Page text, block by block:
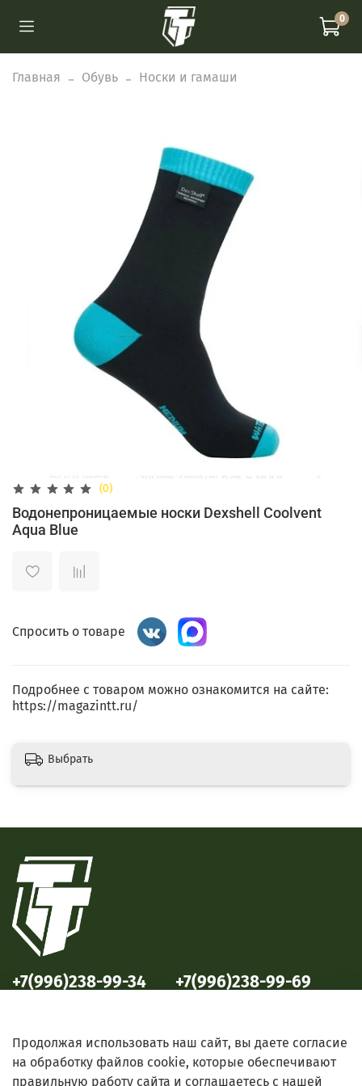
0
Главная Обувь Носки и гамаши
(0)
Водонепроницаемые носки Dexshell Coolvent
Aqua Blue
Спросить о товаре
Подробнее с товаром можно ознакомится на сайте:
https://magazintt.ru/
Выбрать
+7(996)238-99-34 +7(996)238-99-69
Продолжая использовать наш сайт, вы даете согласие
на обработку файлов cookie, которые обеспечивают
правильную работу сайта и соглашаетесь с нашей